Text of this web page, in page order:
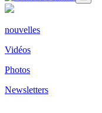
nouvelles
Vidéos
Photos
Newsletters